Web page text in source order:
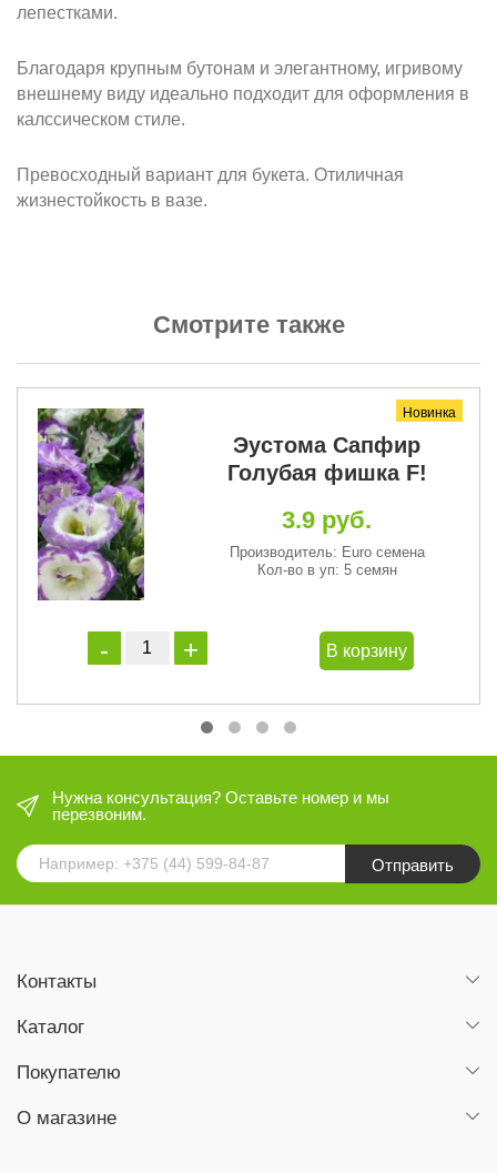
лепестками.
Благодаря крупным бутонам и элегантному, игривому
внешнему виду идеально подходит для оформления в
калссическом стиле.
Превосходный вариант для букета. Отиличная
жизнестойкость в вазе.
Смотрите также
Новинка
Эустома Сапфир
Голубая фишка F!
3.9 руб.
Производитель: Euro семена
Кол-во в уп: 5 семян
В корзину
Нужна консультация? Оставьте номер и мы
перезвоним.
Отправить
Контакты
Каталог
Покупателю
О магазине